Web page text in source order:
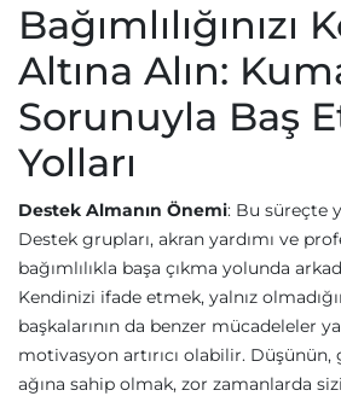
Bağımlılığınızı
Altına Alın:
Sorunuyla Baş
Yolları
Destek Almanın Önemi: Bu süreçte
Destek grupları, akran yardımı ve
bağımlılıkla başa çıkma yolunda
Kendinizi ifade etmek, yalnız
başkalarının da benzer mücadeleler
motivasyon artırıcı olabilir.
ağına sahip olmak, zor zamanlarda